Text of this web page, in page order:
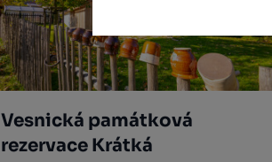
Vesnická památková
rezervace Krátká